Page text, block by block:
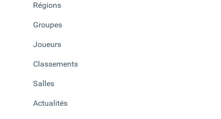
Régions
Groupes
Joueurs
Classements
Salles
Actualités